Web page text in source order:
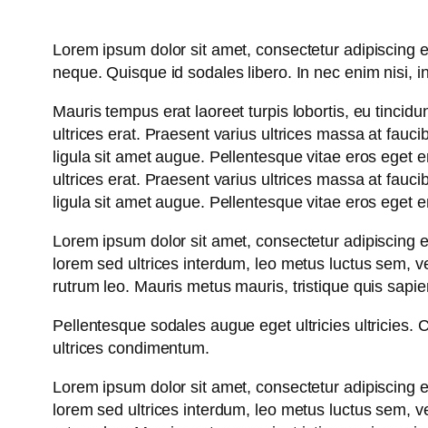
Lorem ipsum dolor sit amet, consectetur adipiscing
neque. Quisque id sodales libero. In nec enim nisi,
Mauris tempus erat laoreet turpis lobortis, eu
ultrices erat. Praesent varius ultrices massa at
ligula sit amet augue. Pellentesque vitae eros eget
ultrices erat. Praesent varius ultrices massa at
ligula sit amet augue. Pellentesque vitae eros eget
Lorem ipsum dolor sit amet, consectetur adipiscing
lorem sed ultrices interdum, leo metus luctus sem,
rutrum leo. Mauris metus mauris, tristique quis
Pellentesque sodales augue eget ultricies ultricies.
ultrices condimentum.
Lorem ipsum dolor sit amet, consectetur adipiscing
lorem sed ultrices interdum, leo metus luctus sem,